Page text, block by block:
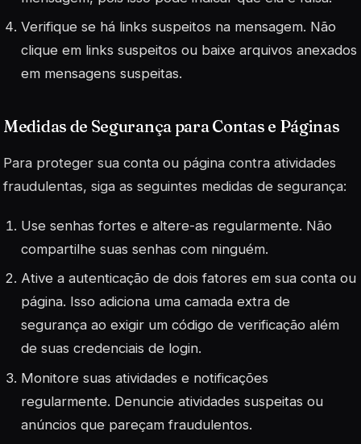
Verifique se há links suspeitos na mensagem. Não
clique em links suspeitos ou baixe arquivos anexados
em mensagens suspeitas.
Medidas de Segurança para Contas e Páginas
Para proteger sua conta ou página contra atividades
fraudulentas, siga as seguintes medidas de segurança:
Use senhas fortes e altere-as regularmente. Não
compartilhe suas senhas com ninguém.
Ative a autenticação de dois fatores em sua conta ou
página. Isso adiciona uma camada extra de
segurança ao exigir um código de verificação além
de suas credenciais de login.
Monitore suas atividades e notificações
regularmente. Denuncie atividades suspeitas ou
anúncios que pareçam fraudulentos.